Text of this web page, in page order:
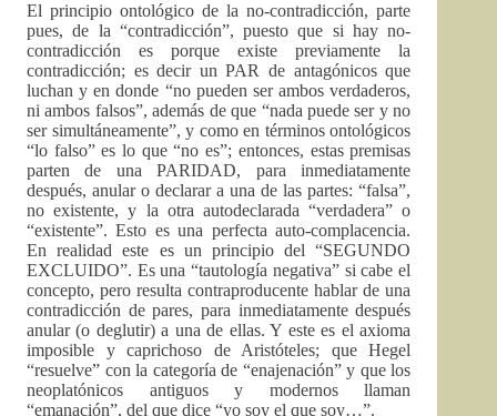
El principio ontológico de la no-contradicción, parte
pues, de la “contradicción”, puesto que si hay no-
contradicción es porque existe previamente la
contradicción; es decir un PAR de antagónicos que
luchan y en donde “no pueden ser ambos verdaderos,
ni ambos falsos”, además de que “nada puede ser y no
ser simultáneamente”, y como en términos ontológicos
“lo falso” es lo que “no es”; entonces, estas premisas
parten de una PARIDAD, para inmediatamente
después, anular o declarar a una de las partes: “falsa”,
no existente, y la otra autodeclarada “verdadera” o
“existente”. Esto es una perfecta auto-complacencia.
En realidad este es un principio del “SEGUNDO
EXCLUIDO”. Es una “tautología negativa” si cabe el
concepto, pero resulta contraproducente hablar de una
contradicción de pares, para inmediatamente después
anular (o deglutir) a una de ellas. Y este es el axioma
imposible y caprichoso de Aristóteles; que Hegel
“resuelve” con la categoría de “enajenación” y que los
neoplatónicos antiguos y modernos llaman
“emanación”, del que dice “yo soy el que soy…”.